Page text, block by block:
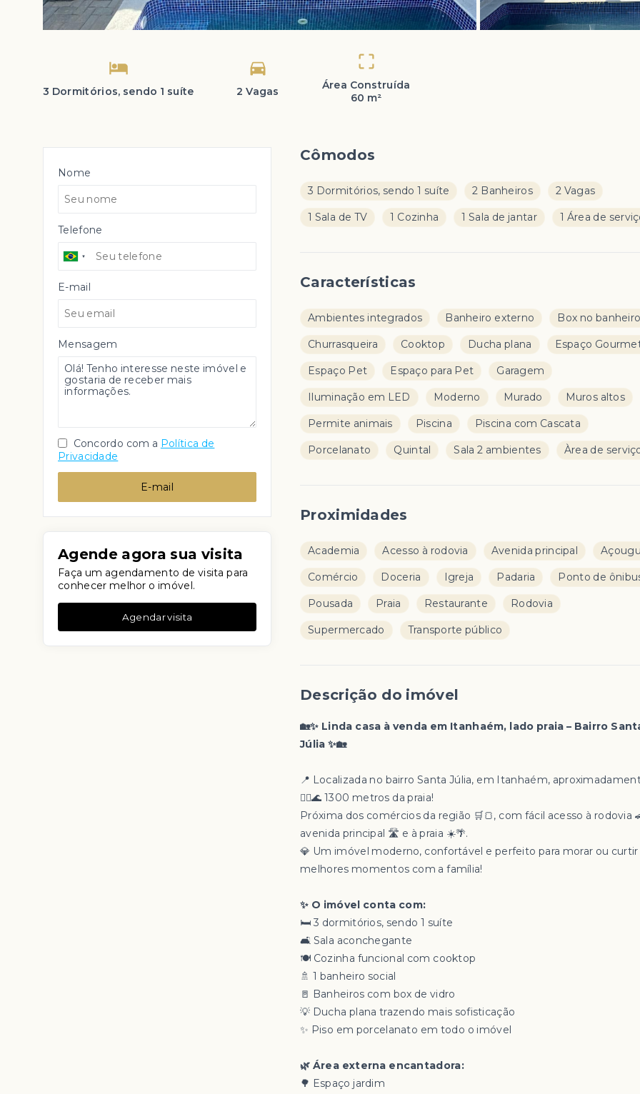
3 Dormitórios, sendo 1 suíte 2 Vagas
Área Construída
60 m²
Nome
Telefone
E-mail
Mensagem
Concordo com a Política de
Privacidade
E-mail
Agende agora sua visita
Faça um agendamento de visita para
conhecer melhor o imóvel.
Agendar visita
Cômodos
3 Dormitórios, sendo 1 suíte 2 Banheiros 2 Vagas
1 Sala de TV 1 Cozinha 1 Sala de jantar 1 Área de
Características
Ambientes integrados Banheiro externo Box no banheiro
Churrasqueira Cooktop Ducha plana Espaço
Espaço Pet Espaço para Pet Garagem
Iluminação em LED Moderno Murado Muros altos
Permite animais Piscina Piscina com Cascata
Porcelanato Quintal Sala 2 ambientes Àrea de
Proximidades
Academia Acesso à rodovia Avenida principal
Comércio Doceria Igreja Padaria Ponto de
Pousada Praia Restaurante Rodovia
Supermercado Transporte público
Descrição do imóvel
🏡✨ Linda casa à venda em Itanhaém, lado praia – Bairro
Júlia ✨🏡
📍 Localizada no bairro Santa Júlia, em Itanhaém,
🚶‍♂️🌊 1300 metros da praia!
Próxima dos comércios da região 🛒🍞, com fácil acesso à rodovia
avenida principal 🛣️ e à praia ☀️🌴.
💎 Um imóvel moderno, confortável e perfeito para morar ou curtir
melhores momentos com a família!
✨ O imóvel conta com:
🛏️ 3 dormitórios, sendo 1 suíte
🛋️ Sala aconchegante
🍽️ Cozinha funcional com cooktop
🚿 1 banheiro social
🚪 Banheiros com box de vidro
💡 Ducha plana trazendo mais sofisticação
✨ Piso em porcelanato em todo o imóvel
🌿 Área externa encantadora:
🌳 Espaço jardim